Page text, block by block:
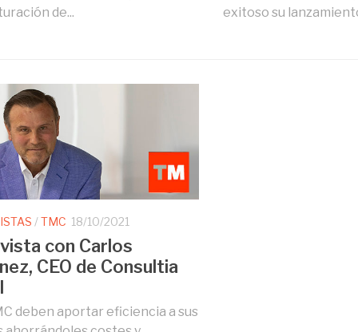
de...
exitoso su
/TMC 18/10/2021
con Carlos
CEO de Consultia
deben aportar eficiencia a sus